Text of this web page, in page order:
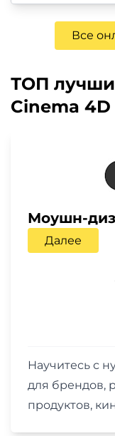
Все
ТОП
Cinema
Моушн-
Далее
Научитесь с
для брендов,
продуктов,